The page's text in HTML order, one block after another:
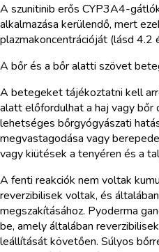
A szunitinib erős CYP3A4-
alkalmazása kerülendő, mert
plazmakoncentrációját (lásd 4.2
A bőr és a bőr alatti szövet
A betegeket tájékoztatni kell
alatt előfordulhat a haj vagy bőr
lehetséges bőrgyógyászati
megvastagodása vagy
vagy kiütések a tenyéren és a
A fenti reakciók nem voltak
reverzibilisek voltak, és
megszakításához. Pyoderma
be, amely általában
leállítását követően. Súlyos